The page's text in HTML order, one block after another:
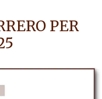
PER